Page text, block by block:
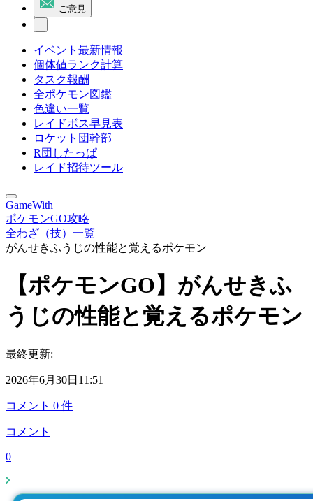
ご意見
イベント最新情報
個体値ランク計算
タスク報酬
全ポケモン図鑑
色違い一覧
レイドボス早見表
ロケット団幹部
R団したっぱ
レイド招待ツール
GameWith
ポケモンGO攻略
全わざ（技）一覧
がんせきふうじの性能と覚えるポケモン
【ポケモンGO】がんせきふ
うじの性能と覚えるポケモン
最終更新:
2026年6月30日11:51
コメント 0 件
コメント
0